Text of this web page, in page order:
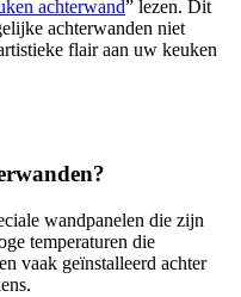
achterwand” lezen. Dit
achterwanden niet
flair aan uw keuken
wandpanelen die zijn
temperaturen die
vaak geïnstalleerd achter